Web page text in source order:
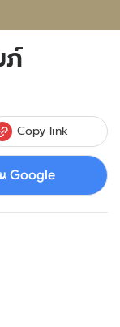
ภ์
Copy link
Google